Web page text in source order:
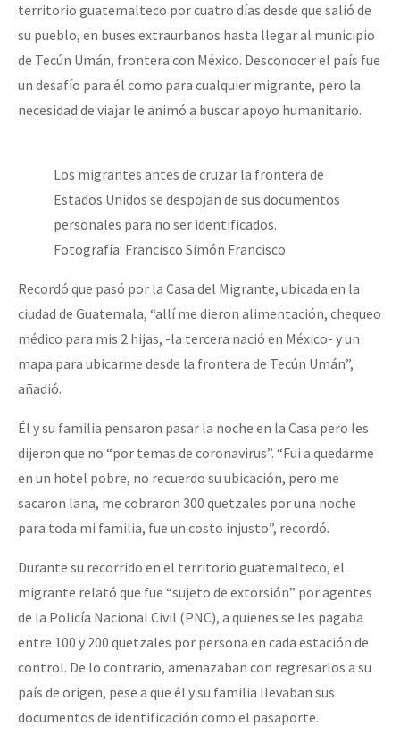
territorio guatemalteco por cuatro días desde que salió de
su pueblo, en buses extraurbanos hasta llegar al municipio
de Tecún Umán, frontera con México. Desconocer el país fue
un desafío para él como para cualquier migrante, pero la
necesidad de viajar le animó a buscar apoyo humanitario.
Los migrantes antes de cruzar la frontera de
Estados Unidos se despojan de sus documentos
personales para no ser identificados.
Fotografía: Francisco Simón Francisco
Recordó que pasó por la Casa del Migrante, ubicada en la
ciudad de Guatemala, “allí me dieron alimentación, chequeo
médico para mis 2 hijas, -la tercera nació en México- y un
mapa para ubicarme desde la frontera de Tecún Umán”,
añadió.
Él y su familia pensaron pasar la noche en la Casa pero les
dijeron que no “por temas de coronavirus”. “Fui a quedarme
en un hotel pobre, no recuerdo su ubicación, pero me
sacaron lana, me cobraron 300 quetzales por una noche
para toda mi familia, fue un costo injusto”, recordó.
Durante su recorrido en el territorio guatemalteco, el
migrante relató que fue “sujeto de extorsión” por agentes
de la Policía Nacional Civil (PNC), a quienes se les pagaba
entre 100 y 200 quetzales por persona en cada estación de
control. De lo contrario, amenazaban con regresarlos a su
país de origen, pese a que él y su familia llevaban sus
documentos de identificación como el pasaporte.